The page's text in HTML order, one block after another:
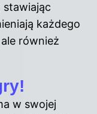
stawiając
każdego
również
w swojej